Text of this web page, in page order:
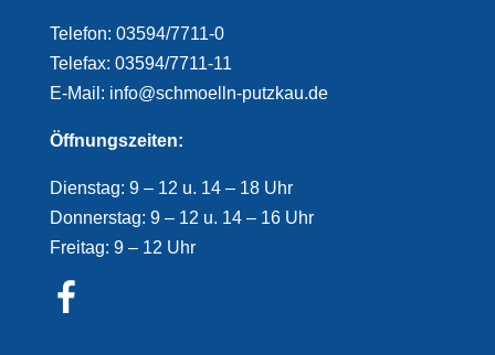
Telefon: 03594/7711-0
Telefax: 03594/7711-11
E-Mail: info@schmoelln-putzkau.de
Öffnungszeiten:
Dienstag: 9 – 12 u. 14 – 18 Uhr
Donnerstag: 9 – 12 u. 14 – 16 Uhr
Freitag: 9 – 12 Uhr